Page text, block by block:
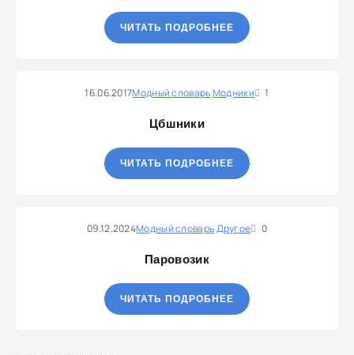
ЧИТАТЬ ПОДРОБНЕЕ
16.06.2017Модный словарьМодники 1
Цбшники
ЧИТАТЬ ПОДРОБНЕЕ
09.12.2024Модный словарьДругое 0
Паровозик
ЧИТАТЬ ПОДРОБНЕЕ